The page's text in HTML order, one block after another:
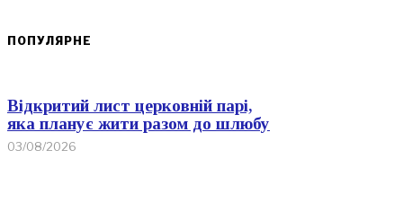
ПОПУЛЯРНЕ
Відкритий лист церковній парі,
яка планує жити разом до шлюбу
03/08/2026